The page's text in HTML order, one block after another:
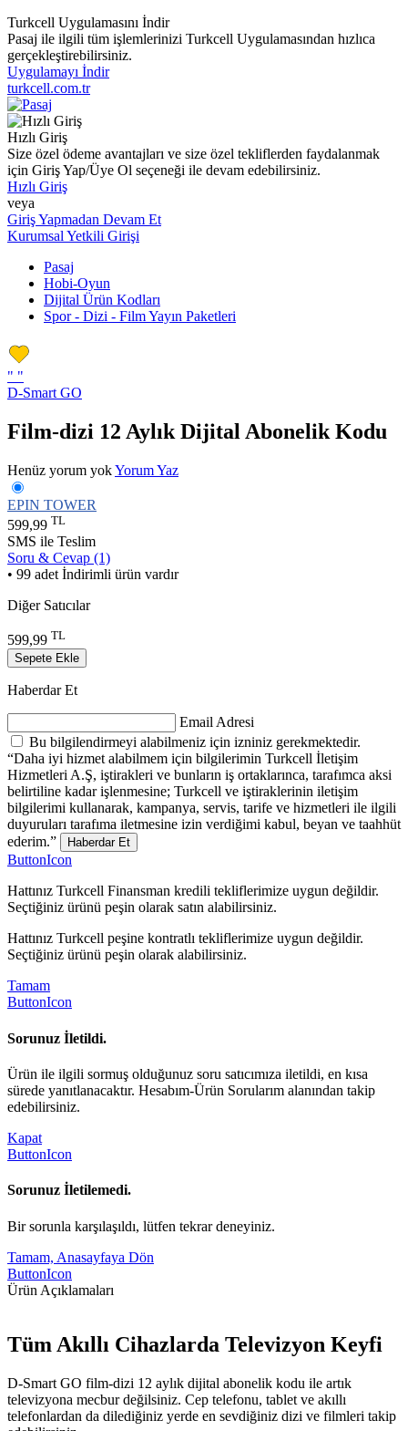
Turkcell Uygulamasını İndir
Pasaj ile ilgili tüm işlemlerinizi Turkcell Uygulamasından hızlıca
gerçekleştirebilirsiniz.
Uygulamayı İndir
turkcell.com.tr
Hızlı Giriş
Size özel ödeme avantajları ve size özel tekliflerden faydalanmak
için Giriş Yap/Üye Ol seçeneği ile devam edebilirsiniz.
Hızlı Giriş
veya
Giriş Yapmadan Devam Et
Kurumsal Yetkili Girişi
Pasaj
Hobi-Oyun
Dijital Ürün Kodları
Spor - Dizi - Film Yayın Paketleri
" "
D-Smart GO
Film-dizi 12 Aylık Dijital Abonelik Kodu
Henüz yorum yokYorum Yaz
EPIN TOWER
599,99 TL
SMS ile Teslim
Soru & Cevap (1)
• 99 adet İndirimli ürün vardır
Diğer Satıcılar
599,99 TL
Sepete Ekle
Haberdar Et
Email Adresi
Bu bilgilendirmeyi alabilmeniz için izniniz gerekmektedir.
“Daha iyi hizmet alabilmem için bilgilerimin Turkcell İletişim
Hizmetleri A.Ş, iştirakleri ve bunların iş ortaklarınca, tarafımca aksi
belirtiline kadar işlenmesine; Turkcell ve iştiraklerinin iletişim
bilgilerimi kullanarak, kampanya, servis, tarife ve hizmetleri ile ilgili
duyuruları tarafıma iletmesine izin verdiğimi kabul, beyan ve taahhüt
ederim.”
Haberdar Et
ButtonIcon
Hattınız Turkcell Finansman kredili tekliflerimize uygun değildir.
Seçtiğiniz ürünü peşin olarak satın alabilirsiniz.
Hattınız Turkcell peşine kontratlı tekliflerimize uygun değildir.
Seçtiğiniz ürünü peşin olarak alabilirsiniz.
Tamam
ButtonIcon
Sorunuz İletildi.
Ürün ile ilgili sormuş olduğunuz soru satıcımıza iletildi, en kısa
sürede yanıtlanacaktır. Hesabım-Ürün Sorularım alanından takip
edebilirsiniz.
Kapat
ButtonIcon
Sorunuz İletilemedi.
Bir sorunla karşılaşıldı, lütfen tekrar deneyiniz.
Tamam, Anasayfaya Dön
ButtonIcon
Ürün Açıklamaları
Tüm Akıllı Cihazlarda Televizyon Keyfi
D-Smart GO film-dizi 12 aylık dijital abonelik kodu ile artık
televizyona mecbur değilsiniz. Cep telefonu, tablet ve akıllı
telefonlardan da dilediğiniz yerde en sevdiğiniz dizi ve filmleri takip